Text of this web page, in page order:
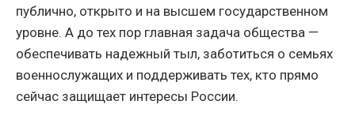
публично, открыто и на высшем государственном
уровне. А до тех пор главная задача общества —
обеспечивать надежный тыл, заботиться о семьях
военнослужащих и поддерживать тех, кто прямо
сейчас защищает интересы России.